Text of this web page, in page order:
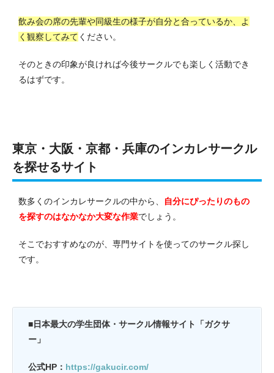
飲み会の席の先輩や同級生の様子が自分と合っているか、よ
く観察してみて ください。
そのときの印象が良ければ今後サークルでも楽しく活動でき
るはずです。
東京・大阪・京都・兵庫のインカレサークル
を探せるサイト
数多くのインカレサークルの中から、
自分にぴったりのもの
を探すのはなかなか大変な作業でしょう。
そこでおすすめなのが、専門サイトを使ってのサークル探し
です。
■日本最大の学生団体・サークル情報サイト「ガクサ
ー」
公式HP： https://gakucir.com/